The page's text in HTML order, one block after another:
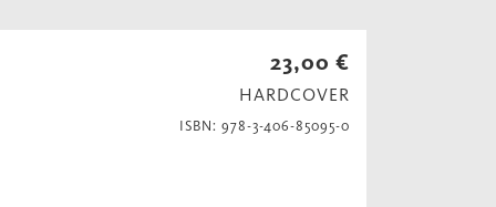
23,00 €
HARDCOVER
ISBN: 978-3-406-85095-0